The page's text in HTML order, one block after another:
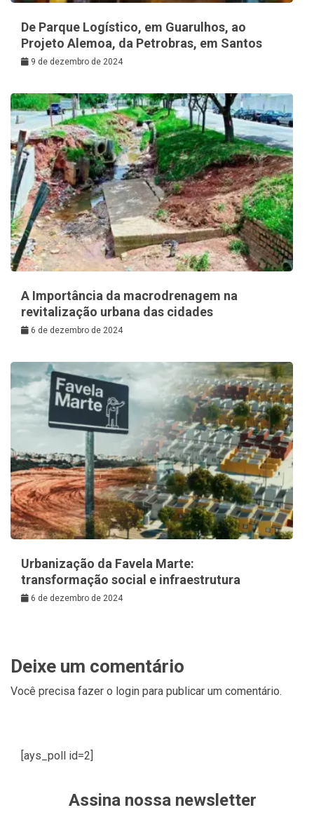
De Parque Logístico, em Guarulhos, ao
Projeto Alemoa, da Petrobras, em Santos
9 de dezembro de 2024
A Importância da macrodrenagem na
revitalização urbana das cidades
6 de dezembro de 2024
Urbanização da Favela Marte:
transformação social e infraestrutura
6 de dezembro de 2024
Deixe um comentário
Você precisa fazer o login para publicar um comentário.
[ays_poll id=2]
Assina nossa newsletter